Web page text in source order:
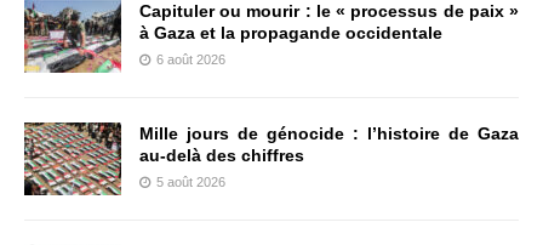
Capituler ou mourir : le « processus de paix »
à Gaza et la propagande occidentale
6 août 2026
Mille jours de génocide : l’histoire de Gaza
au-delà des chiffres
5 août 2026